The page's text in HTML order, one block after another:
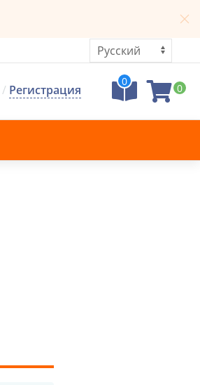
/ Регистрация
0
0